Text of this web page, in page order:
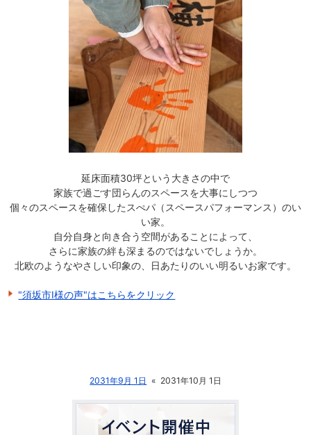
延床面積30坪という大きさの中で
家族で過ごす団らんのスペースを大事にしつつ
個々のスペースを確保したスぺパ（スペースパフォーマンス）のい
い家。
自分自身と向き合う空間があることによって、
さらに家族の絆も深まるのではないでしょうか。
北欧のようなやさしい印象の、日あたりのいい明るいお家です。
"須坂市I様の声"はこちらをクリック
2031年9月 1日 « 2031年10月 1日